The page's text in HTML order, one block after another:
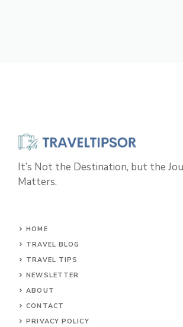
It’s Not the Destination, but the
Matters.
HOME
TRAVEL BLOG
TRAVEL TIPS
NEWSLETTER
ABOUT
CONTACT
PRIVACY POLICY